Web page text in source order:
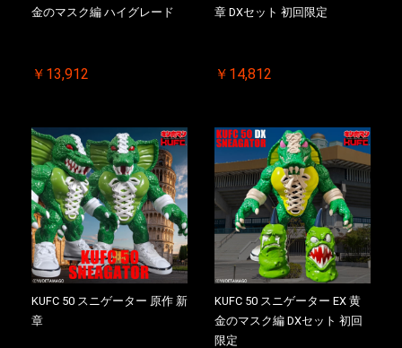
金のマスク編 ハイグレード
￥13,912
章 DXセット 初回限定
￥14,812
KUFC 50 スニゲーター 原作 新
章
KUFC 50 スニゲーター EX 黄
金のマスク編 DXセット 初回
限定